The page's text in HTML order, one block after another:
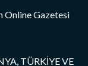
Online Gazetesi
TÜRKİYE VE